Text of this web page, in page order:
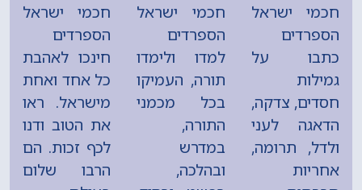
חכמי ישראל
הספרדים
כתבו על
גמילות
חסדים, צדקה,
הדאגה לעני
ולדל, תרומה,
אחריות
חכמי ישראל
הספרדים
למדו ולימדו
תורה, העמיקו
בכל מכמני
התורה,
במדרש
ובהלכה,
חכמי ישראל
הספרדים
חינכו לאהבת
כל אחד ואחת
מישראל. ראו
את הטוב ודנו
לכף זכות. הם
הרבו שלום